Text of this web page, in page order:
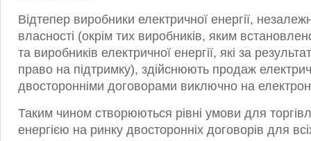
Відтепер виробники електричної енергії,
власності (окрім тих виробників, яким
та виробників електричної енергії, які за
право на підтримку), здійснюють продаж
двосторонніми договорами виключно на
Таким чином створюються рівні умови для
енергією на ринку двосторонніх договорів для